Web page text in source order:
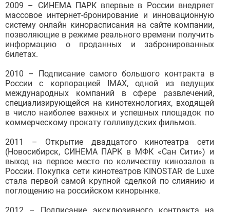
2009 – СИНЕМА ПАРК впервые в России внедряет
массовое интернет-бронирование и инновационную
систему онлайн кинорасписания на сайте компании,
позволяющие в режиме реального времени получить
информацию о проданных и забронированных
билетах.
2010 – Подписание самого большого контракта в
России с корпорацией IMAX, одной из ведущих
международных компаний в сфере развлечений,
специализирующейся на кинотехнологиях, входящей
в число наиболее важных и успешных площадок по
коммерческому прокату голливудских фильмов.
2011 – Открытие двадцатого кинотеатра сети
(Новосибирск, СИНЕМА ПАРК в МФК «Сан Сити») и
выход на первое место по количеству кинозалов в
России. Покупка сети кинотеатров KINOSTAR de Luxe
стала первой самой крупной сделкой по слиянию и
поглощению на российском кинорынке.